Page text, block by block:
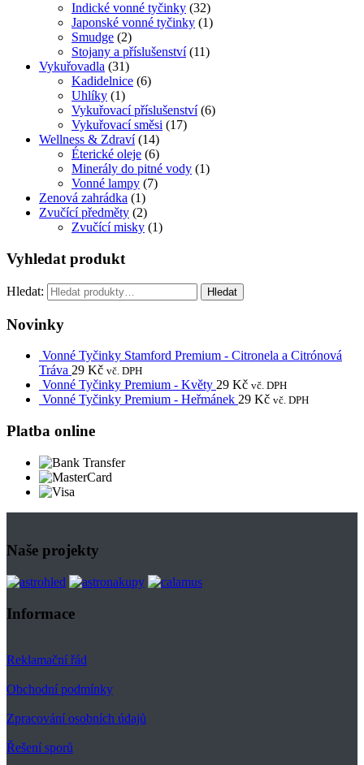
Indické vonné tyčinky (32)
Japonské vonné tyčinky (1)
Smudge (2)
Stojany a příslušenství (11)
Vykuřovadla (31)
Kadidelnice (6)
Uhlíky (1)
Vykuřovací příslušenství (6)
Vykuřovací směsi (17)
Wellness & Zdraví (14)
Éterické oleje (6)
Minerály do pitné vody (1)
Vonné lampy (7)
Zenová zahrádka (1)
Zvučící předměty (2)
Zvučící misky (1)
Vyhledat produkt
Hledat: Hledat
Novinky
Vonné Tyčinky Stamford Premium - Citronela a Citrónová
Tráva 29 Kč vč. DPH
Vonné Tyčinky Premium - Květy 29 Kč vč. DPH
Vonné Tyčinky Premium - Heřmánek 29 Kč vč. DPH
Platba online
Naše projekty
Informace
Reklamační řád
Obchodní podmínky
Zpracování osobních údajů
Řešení sporů